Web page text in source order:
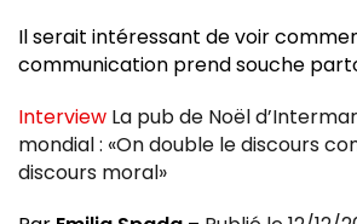
Il serait intéressant de voir
communication prend souche
Interview La pub de Noël
mondial : «On double le discours
discours moral»